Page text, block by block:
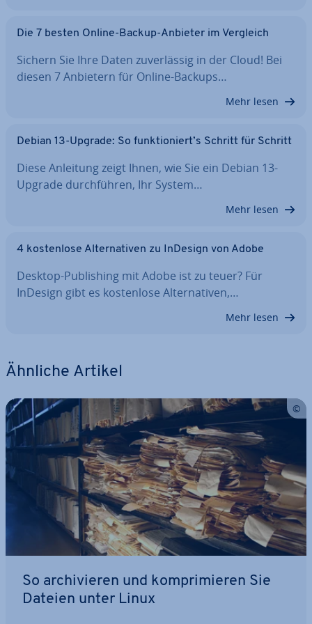
Die 7 besten Online-Backup-Anbieter im Vergleich
Sichern Sie Ihre Daten zu­ver­läs­sig in der Cloud! Bei
diesen 7 Anbietern für Online-Backups…
Mehr lesen
Debian 13-Upgrade: So funk­tio­niert’s Schritt für Schritt
Diese Anleitung zeigt Ihnen, wie Sie ein Debian 13-
Upgrade durch­füh­ren, Ihr System…
Mehr lesen
4 kos­ten­lo­se Al­ter­na­ti­ven zu InDesign von Adobe
Desktop-Pu­bli­shing mit Adobe ist zu teuer? Für
InDesign gibt es kos­ten­lo­se Al­ter­na­ti­ven,…
Mehr lesen
Ähnliche Artikel
So ar­chi­vie­ren und kom­pri­mie­ren Sie
Dateien unter Linux